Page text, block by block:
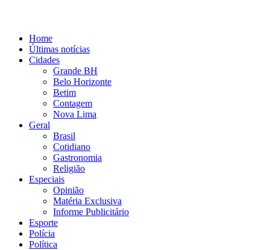
Home
Últimas notícias
Cidades
Grande BH
Belo Horizonte
Betim
Contagem
Nova Lima
Geral
Brasil
Cotidiano
Gastronomia
Religião
Especiais
Opinião
Matéria Exclusiva
Informe Publicitário
Esporte
Polícia
Política